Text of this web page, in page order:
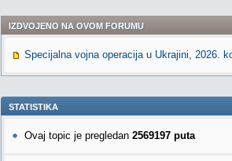
IZDVOJENO NA OVOM FORUMU
Specijalna vojna operacija u Ukrajini, 2026.
STATISTIKA
Ovaj topic je pregledan 2569197 puta